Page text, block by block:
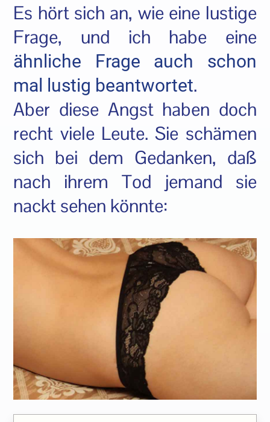
Es hört sich an, wie eine lustige
Frage, und ich habe eine
ähnliche Frage auch schon
mal lustig beantwortet.
Aber diese Angst haben doch
recht viele Leute. Sie schämen
sich bei dem Gedanken, daß
nach ihrem Tod jemand sie
nackt sehen könnte: